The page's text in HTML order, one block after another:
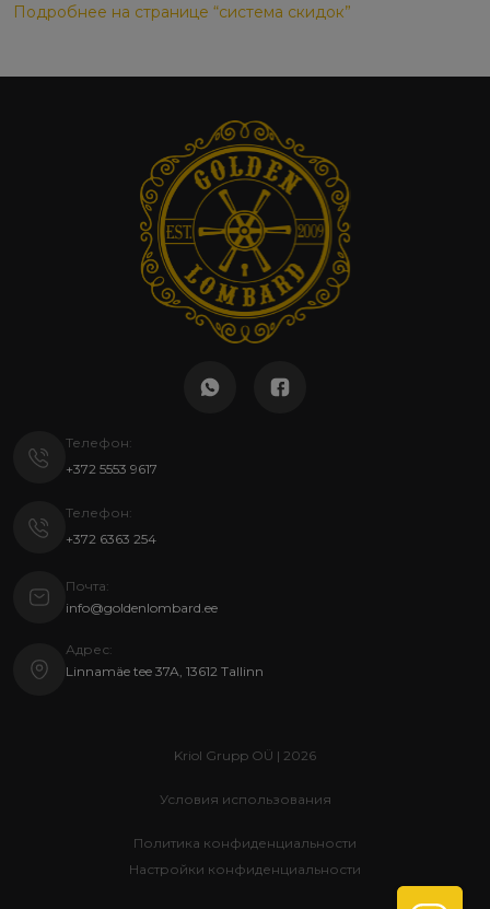
Подробнее на странице “система скидок”
Телефон:
+372 5553 9617
Почта:
info@goldenlombard.ee
Телефон:
+372 6363 254
Адрес:
Linnamäe tee 37A, 13612 Tallinn
Kriol Grupp OÜ | 2026
Условия использования
Политика конфиденциальности
Настройки конфиденциальности